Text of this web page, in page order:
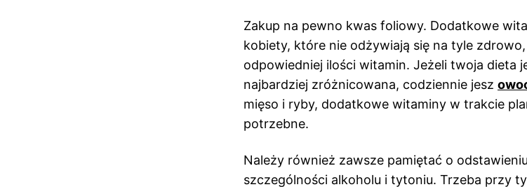
Zakup na pewno kwas foliowy. Dodatkowe
kobiety, które nie odżywiają się na tyle
odpowiedniej ilości witamin. Jeżeli twoja dieta
najbardziej zróżnicowana, codziennie jesz
mięso i ryby, dodatkowe witaminy w trakcie
potrzebne.
Należy również zawsze pamiętać o
szczególności alkoholu i tytoniu. Trzeba przy